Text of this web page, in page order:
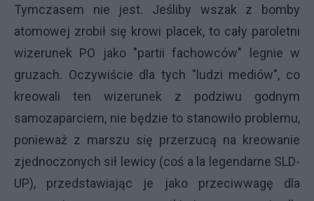
Tymczasem nie jest. Jeśliby wszak z bomby
atomowej zrobił się krowi placek, to cały paroletni
wizerunek PO jako "partii fachowców" legnie w
gruzach. Oczywiście dla tych "ludzi mediów", co
kreowali ten wizerunek z podziwu godnym
samozaparciem, nie będzie to stanowiło problemu,
ponieważ z marszu się przerzucą na kreowanie
zjednoczonych sił lewicy (coś a la legendarne SLD-
UP), przedstawiając je jako przeciwwagę dla